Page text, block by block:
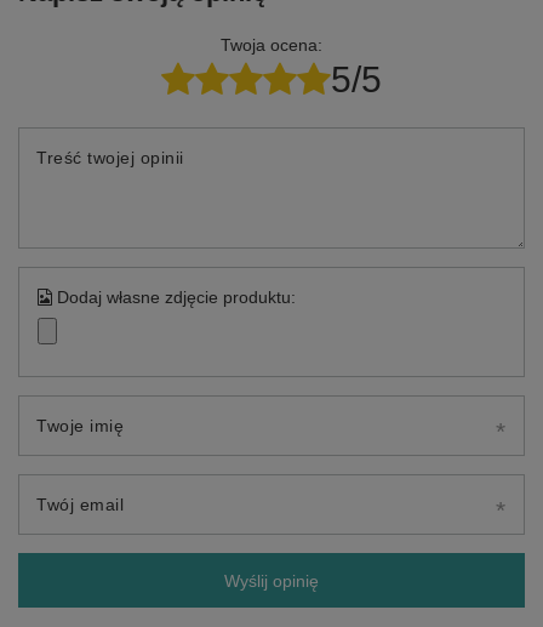
Twoja ocena:
5/5
Treść twojej opinii
Dodaj własne zdjęcie produktu:
Twoje imię
Twój email
Wyślij opinię